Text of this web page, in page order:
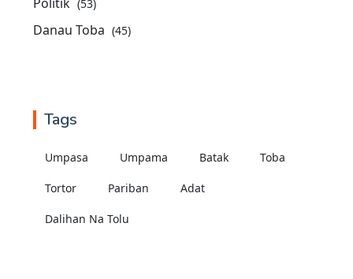
(53)
Danau Toba (45)
Tags
Umpasa Umpama Batak Toba
Tortor Pariban Adat
Dalihan Na Tolu